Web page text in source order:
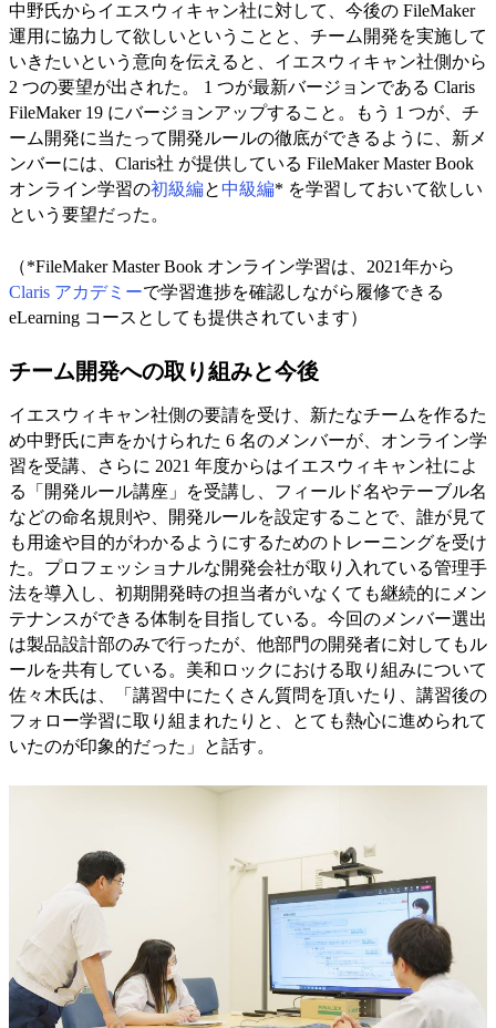
中野氏からイエスウィキャン社に対して、今後の FileMaker
運用に協力して欲しいということと、チーム開発を実施して
いきたいという意向を伝えると、イエスウィキャン社側から
2 つの要望が出された。 1 つが最新バージョンである Claris
FileMaker 19 にバージョンアップすること。もう 1 つが、チ
ーム開発に当たって開発ルールの徹底ができるように、新メ
ンバーには、Claris社 が提供している FileMaker Master Book
オンライン学習の初級編と 中級編* を学習しておいて欲しい
という要望だった。
（*FileMaker Master Book オンライン学習は、2021年から
Claris アカデミーで学習進捗を確認しながら履修できる
eLearning コースとしても提供されています）
チーム開発への取り組みと今後
イエスウィキャン社側の要請を受け、新たなチームを作るた
め中野氏に声をかけられた 6 名のメンバーが、オンライン学
習を受講、さらに 2021 年度からはイエスウィキャン社によ
る「開発ルール講座」を受講し、フィールド名やテーブル名
などの命名規則や、開発ルールを設定することで、誰が見て
も用途や目的がわかるようにするためのトレーニングを受け
た。プロフェッショナルな開発会社が取り入れている管理手
法を導入し、初期開発時の担当者がいなくても継続的にメン
テナンスができる体制を目指している。今回のメンバー選出
は製品設計部のみで行ったが、他部門の開発者に対してもル
ールを共有している。美和ロックにおける取り組みについて
佐々木氏は、「講習中にたくさん質問を頂いたり、講習後の
フォロー学習に取り組まれたりと、とても熱心に進められて
いたのが印象的だった」と話す。